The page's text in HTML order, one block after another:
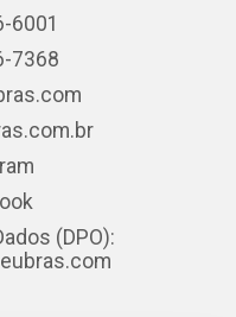
6001
7368
(DPO):